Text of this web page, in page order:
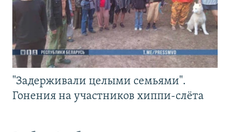
"Задерживали целыми семьями".
Гонения на участников хиппи-слёта